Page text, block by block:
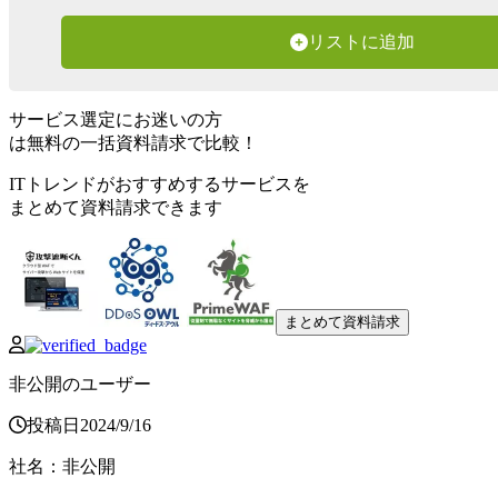
リストに追加
サービス選定にお迷いの方
は無料の一括資料請求で比較！
ITトレンドがおすすめするサービスを
まとめて資料請求できます
まとめて資料請求
非公開のユーザー
投稿日 2024/9/16
社名 ： 非公開